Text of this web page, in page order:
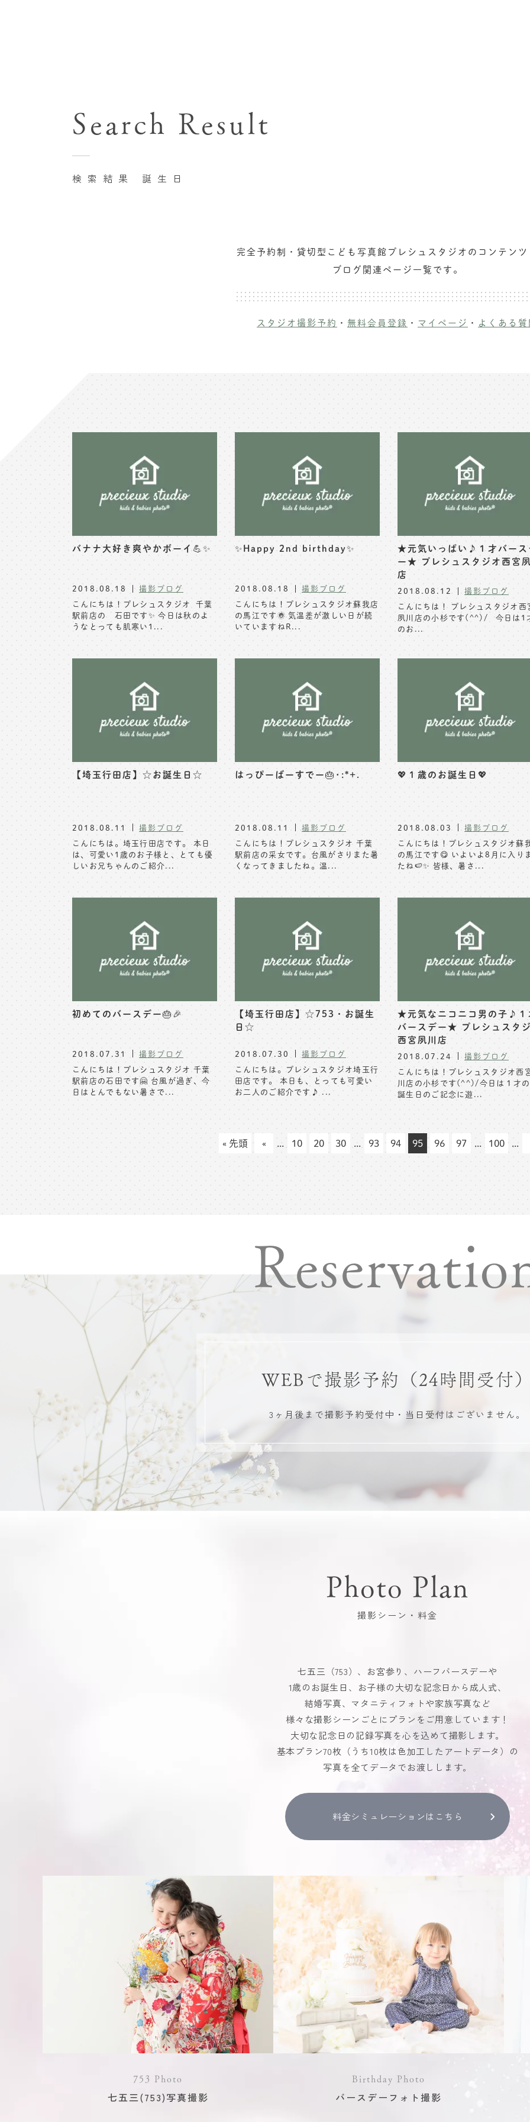
卒業袴･卒業写真撮影
入園入学･卒園卒業記念撮影
自由が丘店
八王子店
横浜港北店 et Fleur
検索結果 誕生日
Search Result
完全予約制・貸切型こども写真館プレシュスタジオのコンテン
ブログ関連ページ一覧です。
スタジオ撮影予約 ・ 無料会員登録 ・ マイページ ・ よくある
バナナ大好き爽やかボーイ💪✨
2018.08.18
撮影ブログ
こんにちは！プレシュスタジオ 千葉
駅前店の 石田です✨ 今日は秋のよ
うなとっても肌寒い1...
✨Happy 2nd birthday✨
2018.08.18
撮影ブログ
こんにちは！プレシュスタジオ蘇我店
の馬江です☀️ 気温差が激しい日が続
いていますねR...
★元気いっぱい♪１才バース
ー★ プレシュスタジオ西宮
店
2018.08.12
撮影ブログ
こんにちは！ プレシュスタジオ西
夙川店の小杉です(^^)/ 今日は1
のお...
【埼玉行田店】☆お誕生日☆
2018.08.11
撮影ブログ
こんにちは。埼玉行田店です。 本日
は、可愛い1歳のお子様と、とても優
しいお兄ちゃんのご紹介...
はっぴーばーすでー🎂･:*+.
2018.08.11
撮影ブログ
こんにちは！プレシュスタジオ 千葉
駅前店の采女です。台風がさりまた暑
くなってきましたね。温...
💖１歳のお誕生日💖
2018.08.03
撮影ブログ
こんにちは！プレシュスタジオ蘇
の馬江です😋 いよいよ8月に入り
たね🍉✨ 皆様、暑さ...
初めてのバースデー🎂🎉
2018.07.31
撮影ブログ
こんにちは！プレシュスタジオ 千葉
駅前店の石田です🤗 台風が過ぎ、今
日はとんでもない暑さで...
【埼玉行田店】☆753・お誕生
日☆
2018.07.30
撮影ブログ
こんにちは。プレシュスタジオ埼玉行
田店です。 本日も、とっても可愛い
お二人のご紹介です♪ ...
★元気なニコニコ男の子♪１
バースデー★ プレシュスタ
西宮夙川店
2018.07.24
撮影ブログ
こんにちは！プレシュスタジオ西
川店の小杉です(^^)/今日は１才
誕生日のご記念に遊...
« 先頭 « ... 10 20 30 ... 93 94 95 96 97 ... 100 ...
WEBで撮影予約 （24時間受付
3ヶ月後まで撮影予約受付中・ 当日受付はございません。
Photo Plan
撮影シーン・料金
七五三（753）、お宮参り、ハーフバースデーや
1歳のお誕生日、お子様の大切な記念日から成人式、
結婚写真、マタニティフォトや家族写真など
様々な撮影シーンごとにプランをご用意しています！
大切な記念日の記録写真を心を込めて撮影します。
基本プラン70枚（うち10枚は色加工したアートデータ）の
写真を全てデータでお渡しします。
料金シミュレーションはこちら
753 Photo
七五三(753)写真撮影
Birthday Photo
バースデーフォト撮影